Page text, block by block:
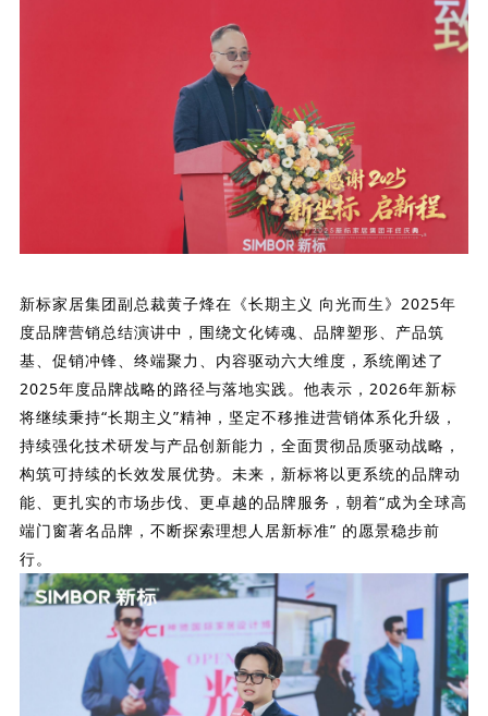
新标家居集团副总裁黄子烽在《长期主义 向光而生》2025年
度品牌营销总结演讲中，围绕文化铸魂、品牌塑形、产品筑
基、促销冲锋、终端聚力、内容驱动六大维度， 系统阐述了
2025年度品牌战略的路径与落地实践。他表示，2026年新标
将继续秉持“长期主义”精神，坚定不移推进营销体系化升级，
持续强化技术研发与产品创新能力，全面贯彻品质驱动战略，
构筑可持续的长效发展优势。 未来，新标将以更系统的品牌动
能、更扎实的市场步伐、更卓越的品牌服务，朝着“成为全球高
端门窗著名品牌，不断探索理想人居新标准” 的愿景稳步前
行。